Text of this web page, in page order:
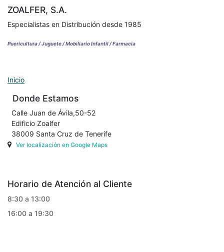
ZOALFER, S.A.
Especialistas en Distribución desde 1985
Puericultura / Juguete / Mobiliario Infantil / Farmacia
Inicio
Donde Estamos
Calle Juan de Ávila,50-52
Edificio Zoalfer
38009 Santa Cruz de Tenerife
Ver localización en Google Maps
Horario de Atención al Cliente
8:30 a 13:00
16:00 a 19:30